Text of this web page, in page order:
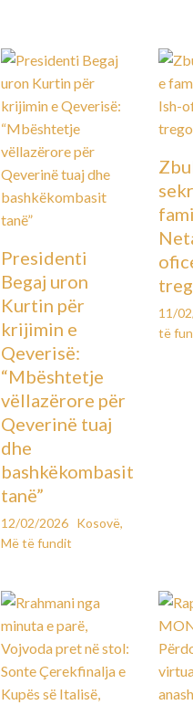
Presidenti
Begaj uron
Kurtin për
krijimin e
Qeverisë:
“Mbështetje
vëllazërore për
Qeverinë tuaj
dhe
bashkëkombasit
tanë”
12/02/2026 Kosovë,
Më të fundit
11/
të